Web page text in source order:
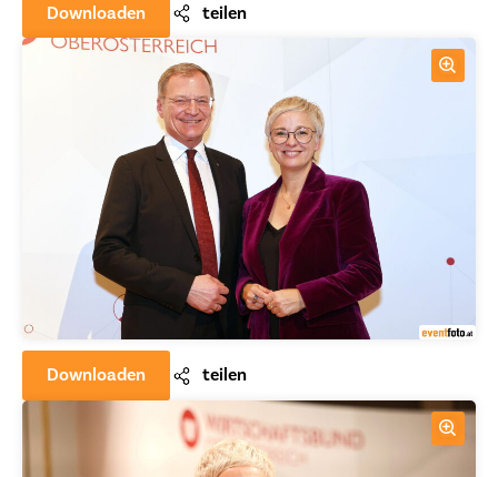
Downloaden teilen
Downloaden teilen